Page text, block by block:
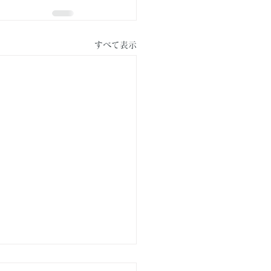
すべて表示